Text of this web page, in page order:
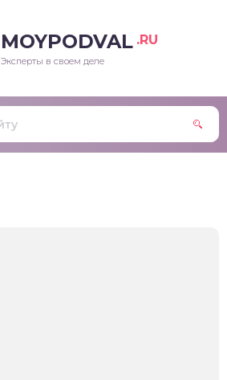
MOYPODVAL .RU
Эксперты в своем деле